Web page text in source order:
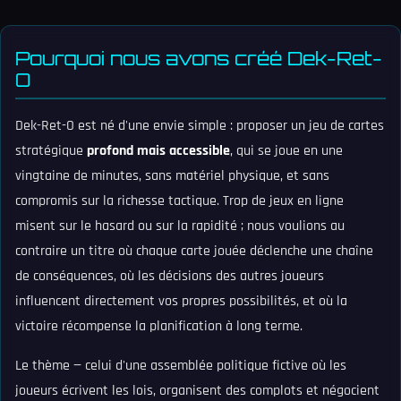
Pourquoi nous avons créé Dek-Ret-
O
Dek-Ret-O est né d'une envie simple : proposer un jeu de cartes
stratégique profond mais accessible, qui se joue en une
vingtaine de minutes, sans matériel physique, et sans
compromis sur la richesse tactique. Trop de jeux en ligne
misent sur le hasard ou sur la rapidité ; nous voulions au
contraire un titre où chaque carte jouée déclenche une chaîne
de conséquences, où les décisions des autres joueurs
influencent directement vos propres possibilités, et où la
victoire récompense la planification à long terme.
Le thème — celui d'une assemblée politique fictive où les
joueurs écrivent les lois, organisent des complots et négocient